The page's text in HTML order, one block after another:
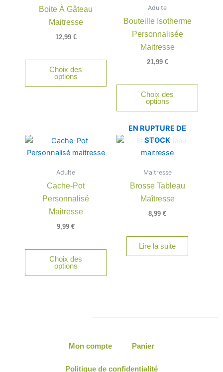
Boite À Gâteau
Maitresse
12,99 €
Choix des
options
Adulte
Bouteille Isotherme
Personnalisée
Maitresse
21,99 €
Choix des
options
Adulte
Cache-Pot
Personnalisé
Maitresse
9,99 €
Choix des
options
EN RUPTURE DE
STOCK
Maitresse
Brosse Tableau
Maîtresse
8,99 €
Lire la suite
Mon compte Panier
Politique de confidentialité